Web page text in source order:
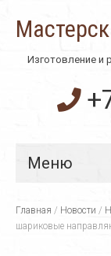
Изготовление и
Меню
Главная
Главная / Новости /
шариковые